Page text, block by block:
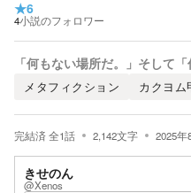
★6
4小説のフォロワー
「何もない場所だ。」そして
メタフィクション カクヨム
完結済全1話 2,142文字 2025年
きせのん
@Xenos